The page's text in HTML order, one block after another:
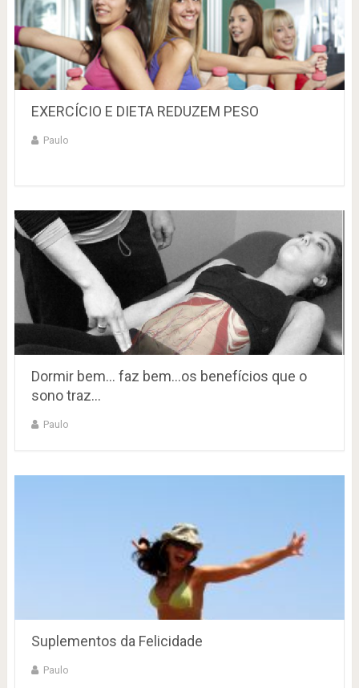
EXERCÍCIO E DIETA REDUZEM PESO
Paulo
Dormir bem… faz bem…os benefícios que o
sono traz…
Paulo
Suplementos da Felicidade
Paulo